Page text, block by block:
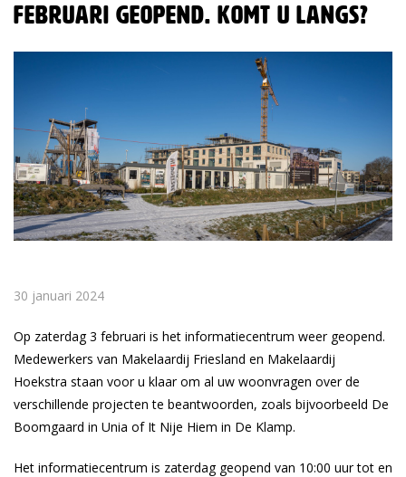
februari geopend. Komt u langs?
30 januari 2024
Op zaterdag 3 februari is het informatiecentrum weer geopend.
Medewerkers van Makelaardij Friesland en Makelaardij
Hoekstra staan voor u klaar om al uw woonvragen over de
verschillende projecten te beantwoorden, zoals bijvoorbeeld De
Boomgaard in Unia of It Nije Hiem in De Klamp.
Het informatiecentrum is zaterdag geopend van 10:00 uur tot en